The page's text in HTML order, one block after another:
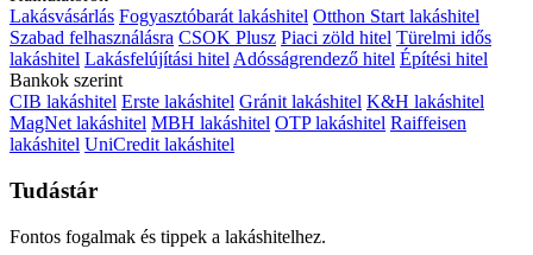
Lakásvásárlás Fogyasztóbarát lakáshitel Otthon Start lakáshitel
Szabad felhasználásra CSOK Plusz Piaci zöld hitel Türelmi idős
lakáshitel Lakásfelújítási hitelAdósságrendező hitel Építési hitel
Bankok szerint
CIB lakáshitel Erste lakáshitel Gránit lakáshitel K&H lakáshitel
MagNet lakáshitel MBH lakáshitel OTP lakáshitel Raiffeisen
lakáshitel UniCredit lakáshitel
Tudástár
Fontos fogalmak és tippek a lakáshitelhez.